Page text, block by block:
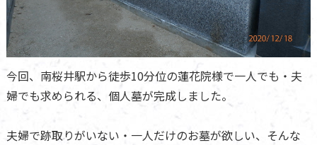
今回、南桜井駅から徒歩10分位の蓮花院様で一人でも・夫
婦でも求められる、個人墓が完成しました。
夫婦で跡取りがいない・一人だけのお墓が欲しい、そんな